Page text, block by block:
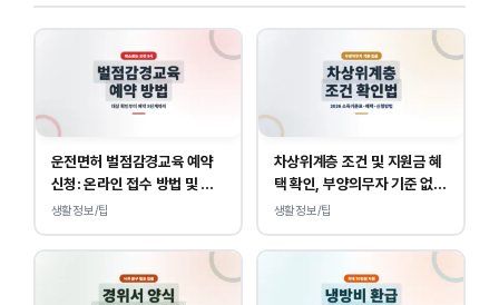
운전면허 벌점감경교육 예약
신청: 온라인 접수 방법 및 비
용 안내
생활정보/팁
차상위계층 조건 및 지원금 혜
택 확인, 부양의무자 기준 없
이 소득, 재산만 봅니다.
생활정보/팁